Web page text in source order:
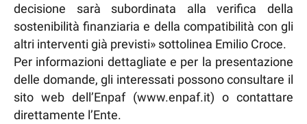
decisione sarà subordinata alla verifica della
sostenibilità finanziaria e della compatibilità con gli
altri interventi già previsti» sottolinea Emilio Croce.
Per informazioni dettagliate e per la presentazione
delle domande, gli interessati possono consultare il
sito web dell’Enpaf (www.enpaf.it) o contattare
direttamente l’Ente.